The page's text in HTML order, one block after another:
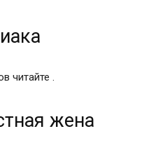
читайте .
жена